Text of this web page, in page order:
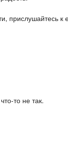
прислушайтесь к
то не так.